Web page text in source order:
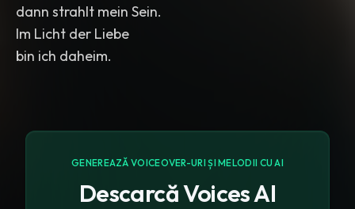
dann strahlt mein Sein.
Im Licht der Liebe
bin ich daheim.
GENEREAZĂ VOICEOVER-URI ȘI MELODII CU AI
Descarcă Voices AI